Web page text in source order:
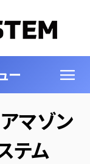
ー
マゾン
テム